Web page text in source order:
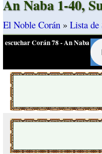
An Naba 1-40,
El Noble Corán » Lista de
escuchar Corán 78 - An Naba